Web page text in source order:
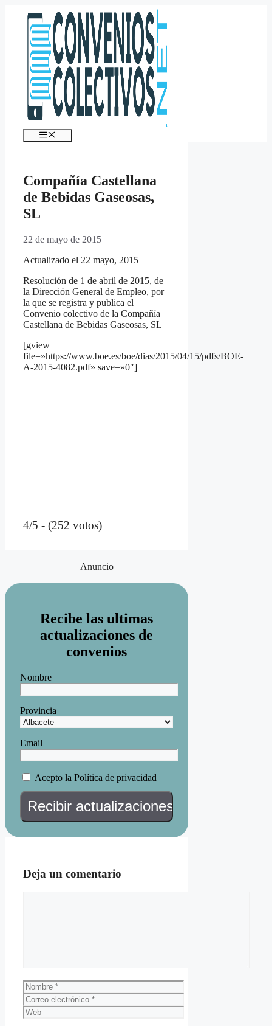
contenido
Menú
Compañía Castellana
de Bebidas Gaseosas,
SL
22 de mayo de 2015
Actualizado el 22 mayo, 2015
Resolución de 1 de abril de 2015, de
la Dirección General de Empleo, por
la que se registra y publica el
Convenio colectivo de la Compañía
Castellana de Bebidas Gaseosas, SL
[gview
file=»https://www.boe.es/boe/dias/2015/04/15/pdfs/BOE-
A-2015-4082.pdf» save=»0″]
4/5 - (252 votos)
Anuncio
Recibe las ultimas
actualizaciones de
convenios
Nombre
Provincia
Email
Acepto la Política de privacidad
Deja un comentario
Nombre
Correo
electrónico
Web